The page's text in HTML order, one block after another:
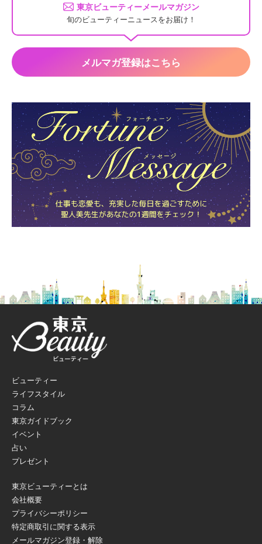
東京ビューティーメールマガジン
旬のビューティーニュースをお届け！
メルマガ登録はこちら
ビューティー
ライフスタイル
コラム
東京ガイドブック
イベント
占い
プレゼント
東京ビューティーとは
会社概要
プライバシーポリシー
特定商取引に関する表示
メールマガジン登録・解除